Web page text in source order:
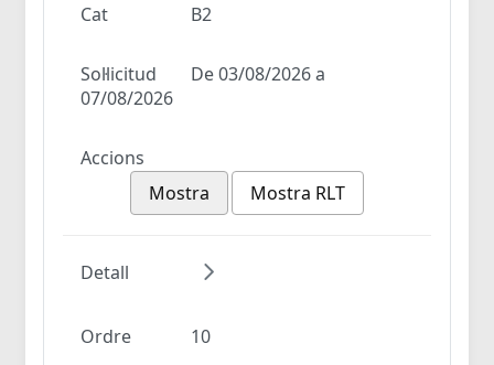
Cat B2
Sol·licitud
De 03/08/2026 a
07/08/2026
Accions
Mostra
Mostra RLT
Detall
Ordre 10